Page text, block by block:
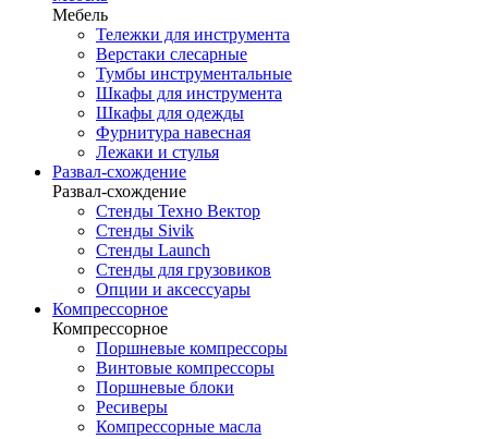
Мебель
Тележки для инструмента
Верстаки слесарные
Тумбы инструментальные
Шкафы для инструмента
Шкафы для одежды
Фурнитура навесная
Лежаки и стулья
Развал-схождение
Развал-схождение
Стенды Техно Вектор
Стенды Sivik
Стенды Launch
Стенды для грузовиков
Опции и аксессуары
Компрессорное
Компрессорное
Поршневые компрессоры
Винтовые компрессоры
Поршневые блоки
Ресиверы
Компрессорные масла